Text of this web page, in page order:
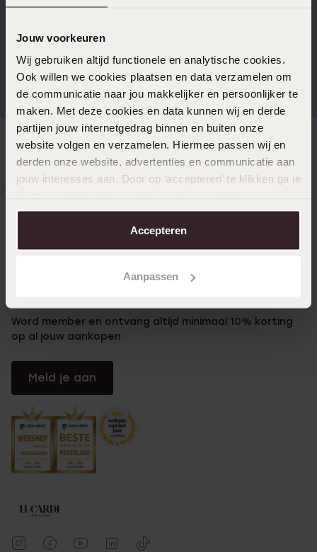
Jouw voorkeuren
Wij gebruiken altijd functionele en analytische cookies.
Ook willen we cookies plaatsen en data verzamelen om
de communicatie naar jou makkelijker en persoonlijker te
maken. Met deze cookies en data kunnen wij en derde
partijen jouw internetgedrag binnen en buiten onze
website volgen en verzamelen. Hiermee passen wij en
derden onze website, advertenties en communicatie aan
jouw interesses aan. Door op ‘accepteren’ te klikken ga je
aanpassen. Lees er meer over in onscookiebeleid.
Accepteren
Aanpassen
Gratis verzending vanaf
€49
4,67 uit 5 (82.000+
reviews)
Direct naar
Word member en ontvang altijd minimaal 10% korting
op al jouw aankopen
Meld je aan